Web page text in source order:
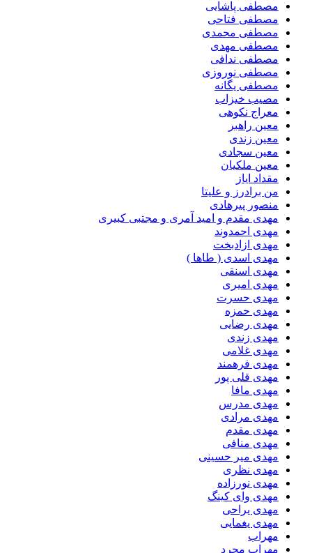
مصطفی پاشایی
مصطفی فتاحی
مصطفی محمدی
مصطفی مهدی
مصطفی ندافی
مصطفی نوروزی
مصطفی یگانه
مصیب خیزاب
معراج نکوهی
معین راهبر
معین زندی
معین سجادی
معین ملکیان
مقداد ایاز
من برادرز و علیتا
منصور پیرهادی
مهدى مقدم و امید آمرى و مجتبى کبیرى
مهدی احمدوند
مهدی ازادبخت
مهدی اسدی ( طاها )
مهدی اسنقی
مهدی امیری
مهدی حسرت
مهدی حمزه
مهدی رضایی
مهدی زندی
مهدی غلامی
مهدی فرهمند
مهدی قلی پور
مهدی مافا
مهدی مدرس
مهدی مرادی
مهدی مقدم
مهدی منافی
مهدی میر حسینی
مهدی نظری
مهدی نورزاده
مهدی وای کینگ
مهدی یراحی
مهدی یغمایی
مهراب
مهراب مجرد